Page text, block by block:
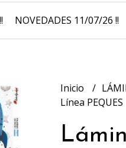
NOVEDADES 11/07/26 !!
Inicio
Línea PEQUES